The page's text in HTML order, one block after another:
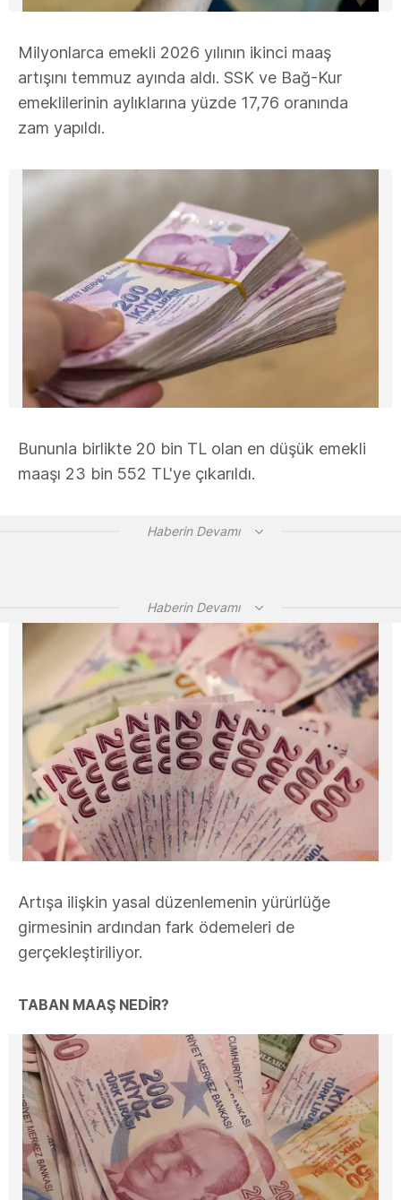
Milyonlarca emekli 2026 yılının ikinci maaş
artışını temmuz ayında aldı. SSK ve Bağ-Kur
emeklilerinin aylıklarına yüzde 17,76 oranında
zam yapıldı.
Bununla birlikte 20 bin TL olan en düşük emekli
maaşı 23 bin 552 TL'ye çıkarıldı.
Haberin Devamı
Haberin Devamı
Artışa ilişkin yasal düzenlemenin yürürlüğe
girmesinin ardından fark ödemeleri de
gerçekleştiriliyor.
TABAN MAAŞ NEDİR?